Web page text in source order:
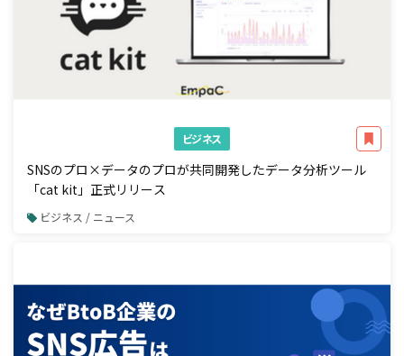
ビジネス
SNSのプロ×データのプロが共同開発したデータ分析ツール
「cat kit」正式リリース
ビジネス / ニュース